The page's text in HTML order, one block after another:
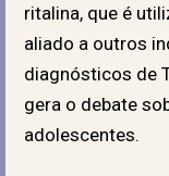
ritalina, que é
aliado a outros
diagnósticos de
gera o debate
adolescentes.